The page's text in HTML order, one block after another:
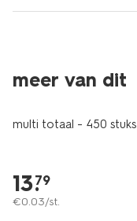
meer van dit
multi totaal - 450 stuks
13.
79
€0.03/st.